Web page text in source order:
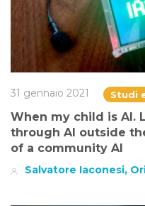
31 gennaio 2021 Studi
When my child is AI.
through AI outside
of a community AI
Salvatore Iaconesi,